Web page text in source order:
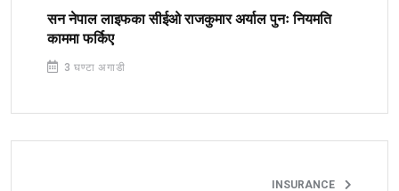
सन नेपाल लाइफका सीईओ राजकुमार अर्याल पुनः नियमति
काममा फर्किए
3 घण्टा अगाडी
INSURANCE